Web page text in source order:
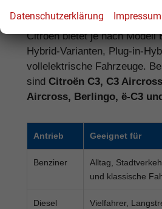
Elektro
Citroën bietet je nach Modell
Hybrid-Varianten, Plug-in-
vollelektrische Fahrzeuge.
sind Citroën C3, C3
Aircross, Berlingo, ë-C3
Antrieb Geeignet für
Benziner
Alltag,
und klassische
Diesel
Vielfahrer,
Datenschutzerklärung Impressum